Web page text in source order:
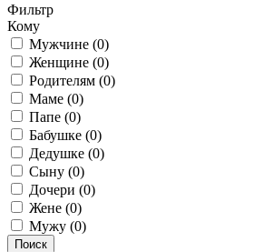
Фильтр
Кому
Мужчине (0)
Женщине (0)
Родителям (0)
Маме (0)
Папе (0)
Бабушке (0)
Дедушке (0)
Сыну (0)
Дочери (0)
Жене (0)
Мужу (0)
Поиск